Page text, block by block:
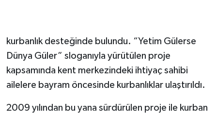
kurbanlık desteğinde bulundu. “Yetim Gülerse
Dünya Güler” sloganıyla yürütülen proje
kapsamında kent merkezindeki ihtiyaç sahibi
ailelere bayram öncesinde kurbanlıklar ulaştırıldı.
2009 yılından bu yana sürdürülen proje ile kurban
KADIN-AİLE
YEREL YÖNETİM
MEDYA
SEÇİM 2011